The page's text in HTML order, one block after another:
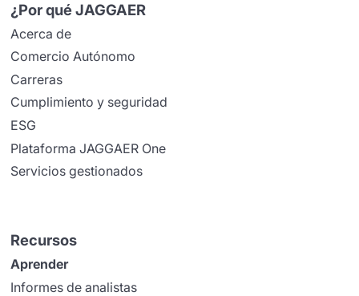
¿Por qué JAGGAER
Acerca de
Comercio Autónomo
Carreras
Cumplimiento y seguridad
ESG
Plataforma JAGGAER One
Servicios gestionados
Recursos
Aprender
Informes de analistas